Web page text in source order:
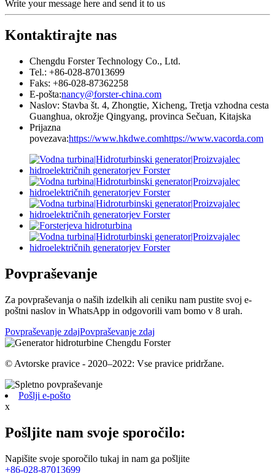
Write your message here and send it to us
Kontaktirajte nas
Chengdu Forster Technology Co., Ltd.
Tel.: +86-028-87013699
Faks: +86-028-87362258
E-pošta:nancy@forster-china.com
Naslov: Stavba št. 4, Zhongtie, Xicheng, Tretja vzhodna cesta
Guanghua, okrožje Qingyang, provinca Sečuan, Kitajska
Prijazna
povezava:https://www.hkdwe.comhttps://www.vacorda.com
Povpraševanje
Za povpraševanja o naših izdelkih ali ceniku nam pustite svoj e-
poštni naslov in WhatsApp in odgovorili vam bomo v 8 urah.
Povpraševanje zdajPovpraševanje zdaj
© Avtorske pravice - 2020–2022: Vse pravice pridržane.
Pošlji e-pošto
x
Pošljite nam svoje sporočilo:
Napišite svoje sporočilo tukaj in nam ga pošljite
+86-028-87013699